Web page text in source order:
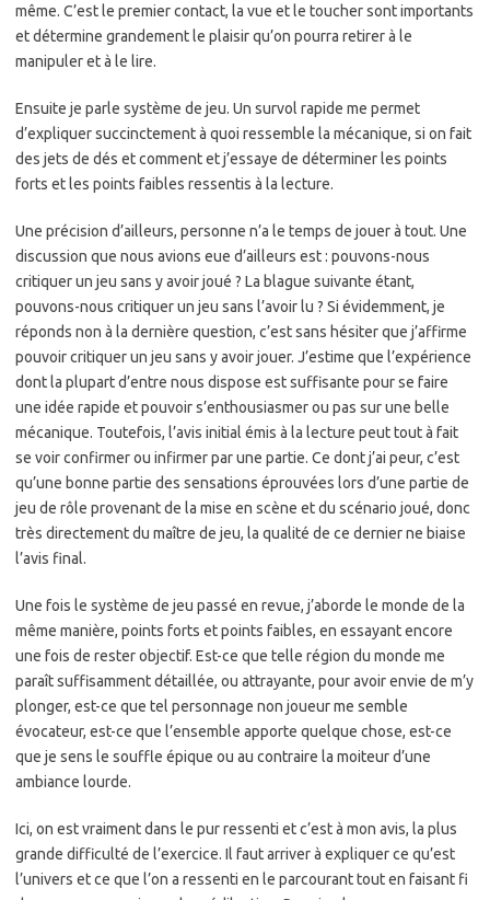
même. C’est le premier contact, la vue et le toucher sont importants
et détermine grandement le plaisir qu’on pourra retirer à le
manipuler et à le lire.
Ensuite je parle système de jeu. Un survol rapide me permet
d’expliquer succinctement à quoi ressemble la mécanique, si on fait
des jets de dés et comment et j’essaye de déterminer les points
forts et les points faibles ressentis à la lecture.
Une précision d’ailleurs, personne n’a le temps de jouer à tout. Une
discussion que nous avions eue d’ailleurs est : pouvons-nous
critiquer un jeu sans y avoir joué ? La blague suivante étant,
pouvons-nous critiquer un jeu sans l’avoir lu ? Si évidemment, je
réponds non à la dernière question, c’est sans hésiter que j’affirme
pouvoir critiquer un jeu sans y avoir jouer. J’estime que l’expérience
dont la plupart d’entre nous dispose est suffisante pour se faire
une idée rapide et pouvoir s’enthousiasmer ou pas sur une belle
mécanique. Toutefois, l’avis initial émis à la lecture peut tout à fait
se voir confirmer ou infirmer par une partie. Ce dont j’ai peur, c’est
qu’une bonne partie des sensations éprouvées lors d’une partie de
jeu de rôle provenant de la mise en scène et du scénario joué, donc
très directement du maître de jeu, la qualité de ce dernier ne biaise
l’avis final.
Une fois le système de jeu passé en revue, j’aborde le monde de la
même manière, points forts et points faibles, en essayant encore
une fois de rester objectif. Est-ce que telle région du monde me
paraît suffisamment détaillée, ou attrayante, pour avoir envie de m’y
plonger, est-ce que tel personnage non joueur me semble
évocateur, est-ce que l’ensemble apporte quelque chose, est-ce
que je sens le souffle épique ou au contraire la moiteur d’une
ambiance lourde.
Ici, on est vraiment dans le pur ressenti et c’est à mon avis, la plus
grande difficulté de l’exercice. Il faut arriver à expliquer ce qu’est
l’univers et ce que l’on a ressenti en le parcourant tout en faisant fi